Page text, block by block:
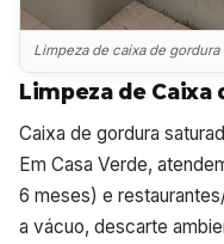
Limpeza de caixa de
Limpeza de Caixa
Caixa de gordura
Em Casa Verde,
6 meses) e
a vácuo, descarte